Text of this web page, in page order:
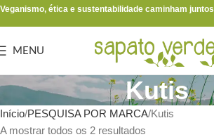
Veganismo, ética e sustentabilidade caminham juntos
MENU
Kutis
Início PESQUISA POR MARCA Kutis
A mostrar todos os 2 resultados